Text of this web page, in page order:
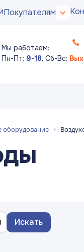
Покупателям
Мы работаем:
Пн-Пт: 9-18, Сб-Вс: Вых
оборудование
Искать